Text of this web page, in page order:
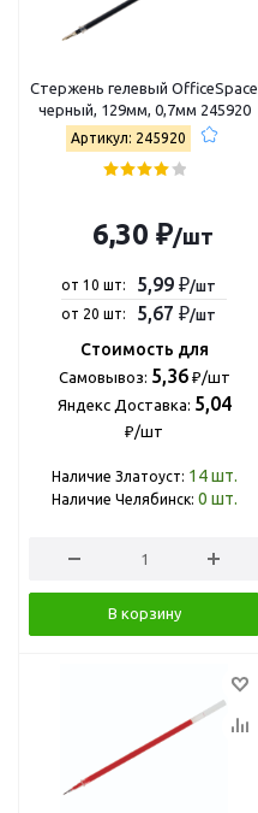
Стержень гелевый OfficeSpace
черный, 129мм, 0,7мм 245920
Артикул: 245920
6,30 ₽/шт
от 10 шт: 5,99 ₽/шт
от 20 шт:
5,67 ₽/шт
Стоимость для
Самовывоз: 5,36₽/шт
Яндекс Доставка: 5,04
₽/шт
Наличие Златоуст: 14 шт.
Наличие Челябинск: 0 шт.
В корзину